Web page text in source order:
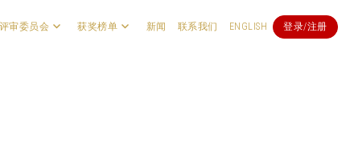
评审委员会 获奖榜单 新闻 联系我们 ENGLISH 登录/注册